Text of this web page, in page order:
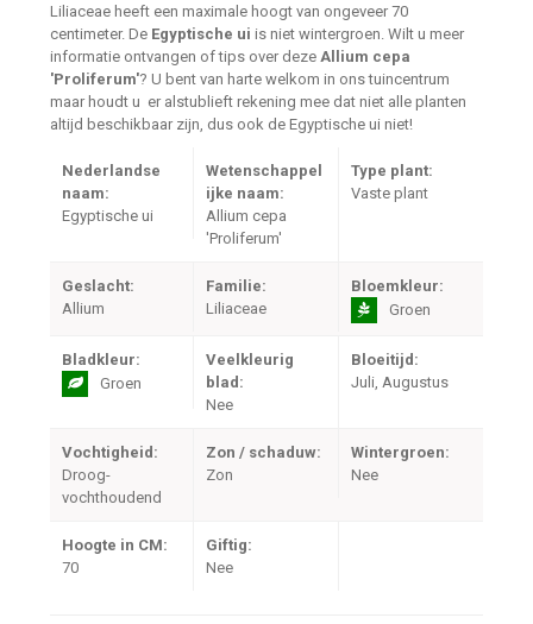
Liliaceae heeft een maximale hoogt van ongeveer 70
centimeter. De Egyptische ui is niet wintergroen. Wilt u meer
informatie ontvangen of tips over deze Allium cepa
'Proliferum'? U bent van harte welkom in ons tuincentrum
maar houdt u er alstublieft rekening mee dat niet alle planten
altijd beschikbaar zijn, dus ook de Egyptische ui niet!
Nederlandse
naam:
Egyptische ui
Wetenschappel
ijke naam:
Allium cepa
'Proliferum'
Type plant:
Vaste plant
Geslacht:
Allium
Familie:
Liliaceae
Bloemkleur:
Groen
Bladkleur:
Groen
Veelkleurig
blad:
Nee
Bloeitijd:
Juli, Augustus
Vochtigheid:
Droog-
vochthoudend
Zon / schaduw:
Zon
Wintergroen:
Nee
Hoogte in CM:
70
Giftig:
Nee